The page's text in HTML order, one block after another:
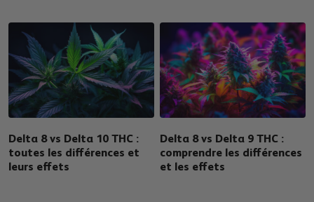
Delta 8 vs Delta 10 THC :
toutes les différences et
leurs effets
Delta 8 vs Delta 9 THC :
comprendre les différences
et les effets